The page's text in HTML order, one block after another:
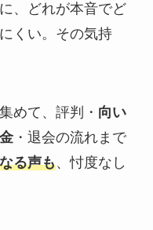
、どれが本音でど
くい。その気持
めて、評判・ 向い
・退会の流れまで
る声も、忖度なし